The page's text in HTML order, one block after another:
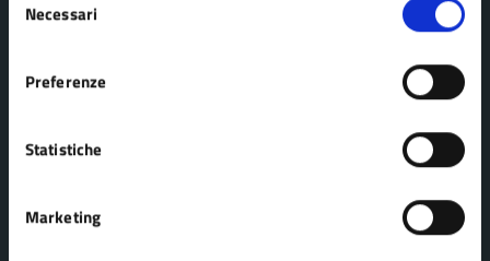
delNecessari
Preferenze
Statistiche
Marketing
Comune di Pavullo nel Frignano
Organi di governo